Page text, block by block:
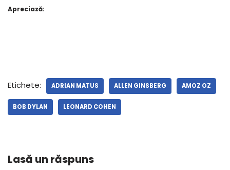
Apreciază:
Etichete: ADRIAN MATUS ALLEN GINSBERG AMOZ OZ
BOB DYLAN LEONARD COHEN
Lasă un răspuns